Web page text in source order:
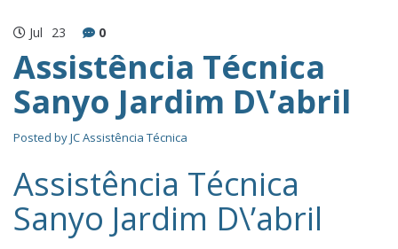
Jul 23 0
Assistência Técnica
Sanyo Jardim D\’abril
Posted byJC Assistência Técnica
Assistência Técnica
Sanyo Jardim D\’abril